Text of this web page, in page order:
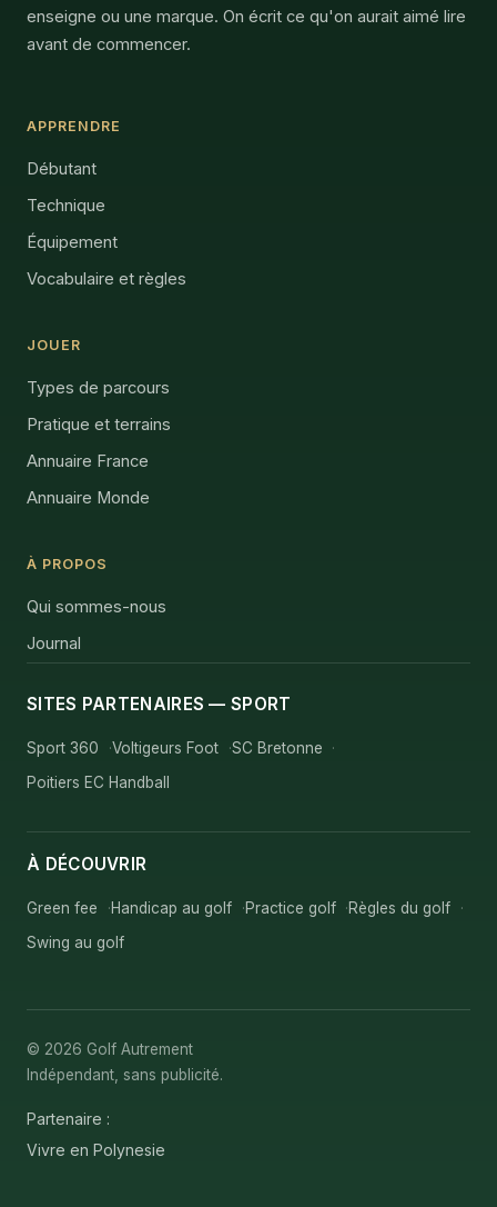
enseigne ou une marque. On écrit ce qu'on aurait aimé lire
avant de commencer.
APPRENDRE
Débutant
Technique
Équipement
Vocabulaire et règles
JOUER
Types de parcours
Pratique et terrains
Annuaire France
Annuaire Monde
À PROPOS
Qui sommes-nous
Journal
SITES PARTENAIRES — SPORT
Sport 360 Voltigeurs Foot
SC Bretonne
Poitiers EC Handball
À DÉCOUVRIR
Green fee Handicap au golf Practice golf
Règles du golf
Swing au golf
© 2026 Golf Autrement
Indépendant, sans publicité.
Partenaire :
Vivre en Polynesie